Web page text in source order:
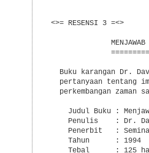
<>= RESENSI 3 =<>
MENJAWAB
Buku karangan Dr.
pertanyaan tentang
perkembangan zaman
Judul Buku :
Penulis    : Dr.
Penerbit   :
    Tahun      : 1994
Tebal      : 125